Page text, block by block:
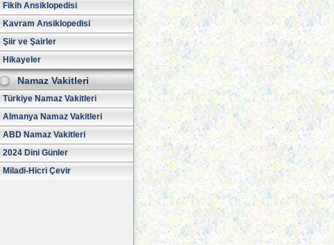
Fikih Ansiklopedisi
Kavram Ansiklopedisi
Şiir ve Şairler
Hikayeler
Namaz Vakitleri
Türkiye Namaz Vakitleri
Almanya Namaz Vakitleri
ABD Namaz Vakitleri
2024 Dini Günler
Miladi-Hicri Çevir